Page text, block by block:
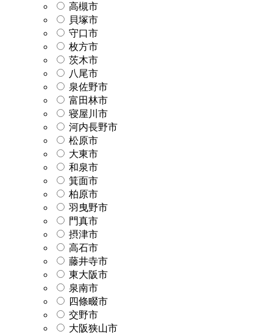
高槻市
貝塚市
守口市
枚方市
茨木市
八尾市
泉佐野市
富田林市
寝屋川市
河内長野市
松原市
大東市
和泉市
箕面市
柏原市
羽曳野市
門真市
摂津市
高石市
藤井寺市
東大阪市
泉南市
四條畷市
交野市
大阪狭山市